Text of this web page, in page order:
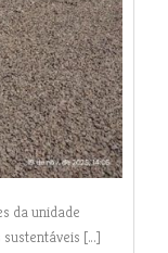
da unidade
[…]